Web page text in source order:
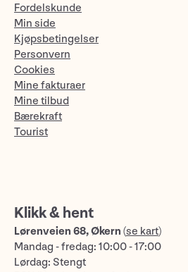
Fordelskunde
Min side
Kjøpsbetingelser
Personvern
Cookies
Mine fakturaer
Mine tilbud
Bærekraft
Tourist
Klikk & hent
Lørenveien 68, Økern (se kart)
Mandag - fredag: 10:00 - 17:00
Lørdag: Stengt